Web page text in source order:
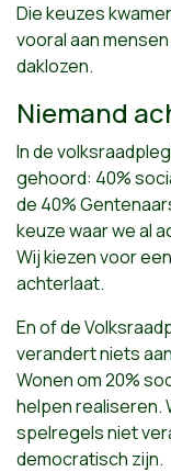
Die keuzes
vooral aan
daklozen.
Niemand
In de
gehoord: 40%
de 40%
keuze waar we al
Wij kiezen voor
achterlaat.
En of de
verandert niets
Wonen om 20%
helpen realiseren.
spelregels niet
democratisch zijn.